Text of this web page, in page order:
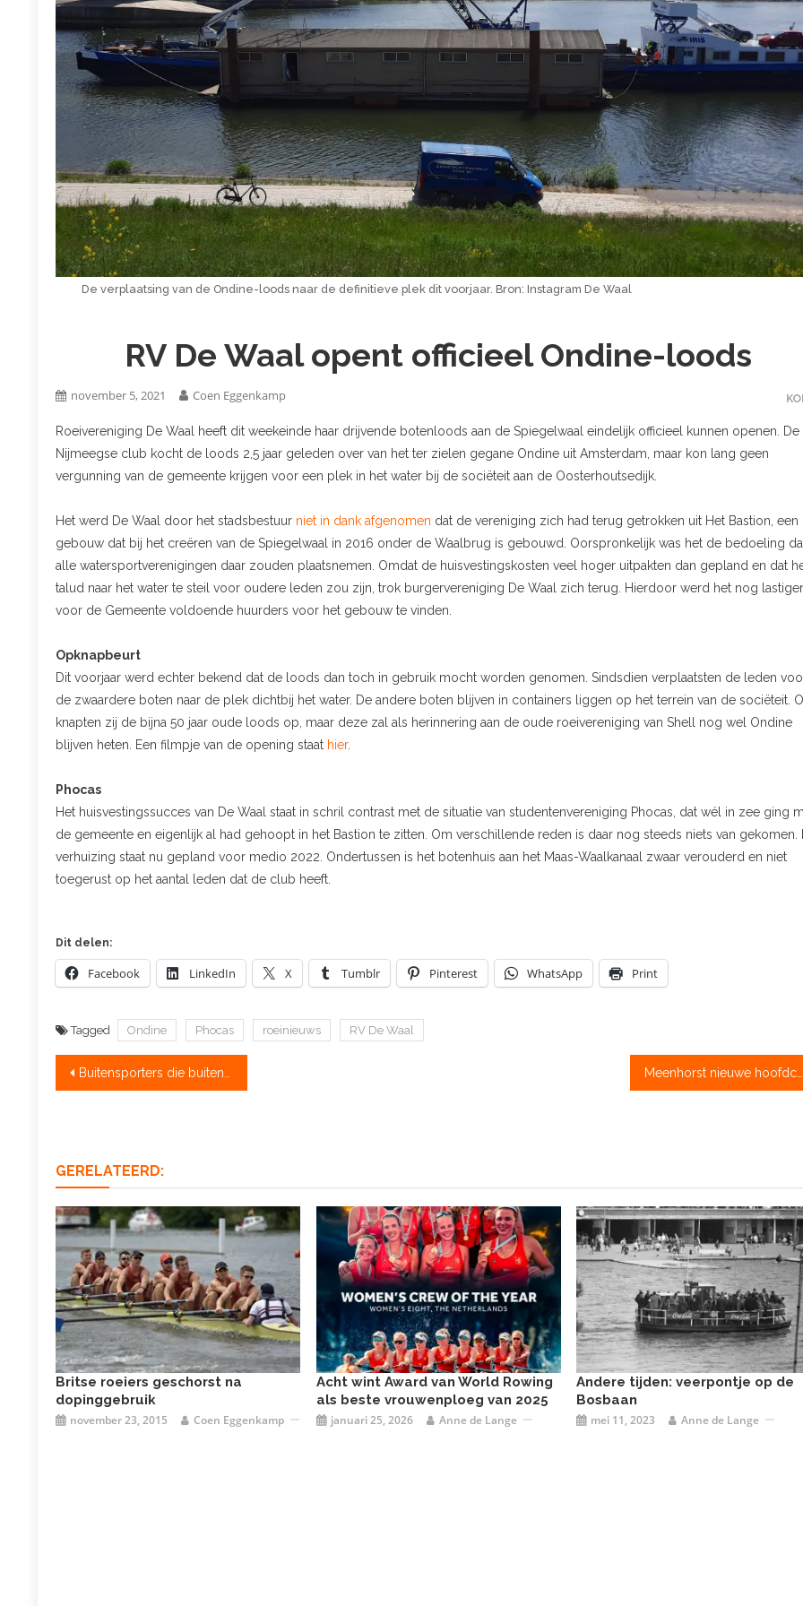
De verplaatsing van de Ondine-loods naar de definitieve plek dit voorjaar. Bron: Instagram De Waal
RV De Waal opent officieel Ondine-loods
november 5, 2021 Coen Eggenkamp
Roeivereniging De Waal heeft dit weekeinde haar drijvende botenloods aan de Spiegelwaal eindelijk officieel kunnen openen. De
Nijmeegse club kocht de loods 2,5 jaar geleden over van het ter zielen gegane Ondine uit Amsterdam, maar kon lang geen
vergunning van de gemeente krijgen voor een plek in het water bij de sociëteit aan de Oosterhoutsedijk.
Het werd De Waal door het stadsbestuur niet in dank afgenomen dat de vereniging zich had terug getrokken uit Het Bastion, een
gebouw dat bij het creëren van de Spiegelwaal in 2016 onder de Waalbrug is gebouwd. Oorspronkelijk was het de bedoeling
alle watersportverenigingen daar zouden plaatsnemen. Omdat de huisvestingskosten veel hoger uitpakten dan gepland en dat
talud naar het water te steil voor oudere leden zou zijn, trok burgervereniging De Waal zich terug. Hierdoor werd het nog lastiger
voor de Gemeente voldoende huurders voor het gebouw te vinden.
Opknapbeurt
Dit voorjaar werd echter bekend dat de loods dan toch in gebruik mocht worden genomen. Sindsdien verplaatsten de leden
de zwaardere boten naar de plek dichtbij het water. De andere boten blijven in containers liggen op het terrein van de sociëteit.
knapten zij de bijna 50 jaar oude loods op, maar deze zal als herinnering aan de oude roeivereniging van Shell nog wel Ondine
blijven heten. Een filmpje van de opening staat hier.
Phocas
Het huisvestingssucces van De Waal staat in schril contrast met de situatie van studentenvereniging Phocas, dat wél in zee ging
de gemeente en eigenlijk al had gehoopt in het Bastion te zitten. Om verschillende reden is daar nog steeds niets van gekomen.
verhuizing staat nu gepland voor medio 2022. Ondertussen is het botenhuis aan het Maas-Waalkanaal zwaar verouderd en niet
toegerust op het aantal leden dat de club heeft.
Dit delen:
Facebook LinkedIn X Tumblr Pinterest WhatsApp Print
Tagged Ondine Phocas roeinieuws RV De Waal
Bericht
Buitensporters die buiten blijven ontspringen de QRdans Meenhorst nieuwe hoofdcoach KNRB
GERELATEERD:
Britse roeiers geschorst na
dopinggebruik
november 23, 2015 Coen Eggenkamp
Acht wint Award van World Rowing
als beste vrouwenploeg van 2025
januari 25, 2026 Anne de Lange
Andere tijden: veerpontje op de
Bosbaan
mei 11, 2023 Anne de Lange